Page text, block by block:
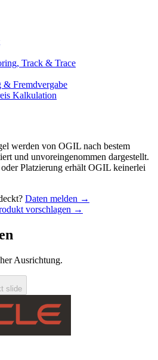
Track & Trace
& Fremdvergabe
Kalkulation
werden von OGIL nach bestem
und unvoreingenommen dargestellt.
Platzierung erhält OGIL keinerlei
Daten melden →
vorschlagen →
Ausrichtung.
slide